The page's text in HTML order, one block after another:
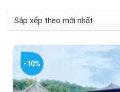
-10%